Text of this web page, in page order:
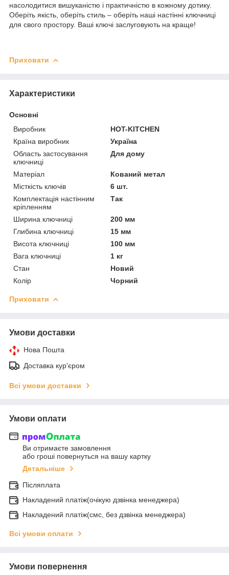
насолодитися вишуканістю і практичністю в кожному дотику.
Оберіть якість, оберіть стиль – оберіть наші настінні ключниці
для свого простору. Ваші ключі заслуговують на краще!
Приховати
Характеристики
Основні
Виробник
HOT-KITCHEN
Країна виробник
Україна
Область застосування
ключниці
Для дому
Матеріал
Кований метал
Місткість ключів
6 шт.
Комплектація настінним
кріпленням
Так
Ширина ключниці
200 мм
Глибина ключниці
15 мм
Висота ключниці
100 мм
Вага ключниці
1 кг
Стан
Новий
Колір
Чорний
Приховати
Умови доставки
Нова Пошта
Доставка кур'єром
Всі умови доставки
Умови оплати
Ви отримаєте замовлення
або гроші повернуться на вашу картку
Детальніше
Післяплата
Накладений платіж(очікую дзвінка менеджера)
Накладений платіж(смс, без дзвінка менеджера)
Всі умови оплати
Умови повернення